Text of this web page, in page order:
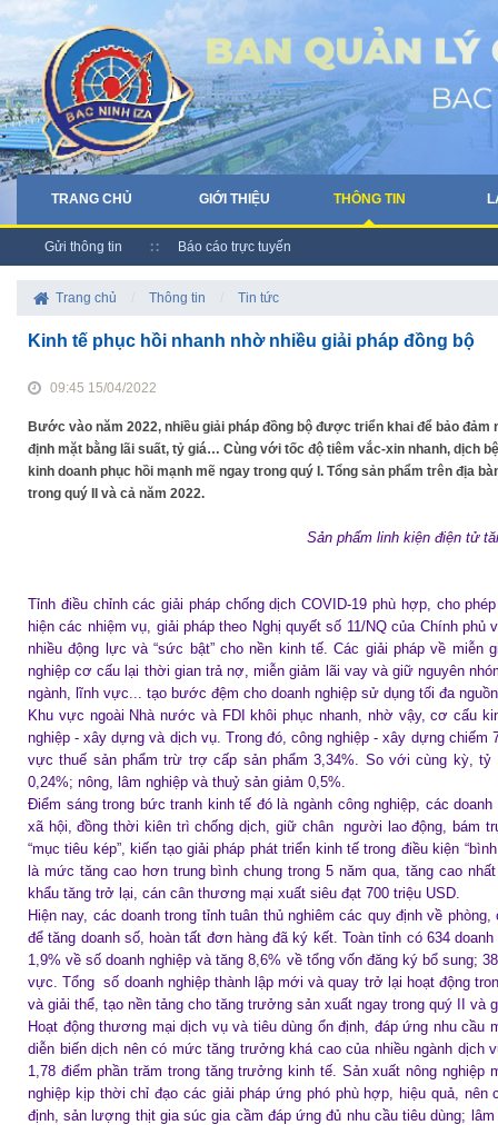
TRANG CHỦ GIỚI THIỆU THÔNG TIN
Gửi thông tin Báo cáo trực tuyến
Trang chủ Thông tin Tin tức
Kinh tế phục hồi nhanh nhờ nhiều giải pháp đồng bộ
09:45 15/04/2022
Bước vào năm 2022, nhiều giải pháp đồng bộ được triển khai để bảo
định mặt bằng lãi suất, tỷ giá… Cùng với tốc độ tiêm vắc-xin nhanh, dịch
kinh doanh phục hồi mạnh mẽ ngay trong quý I. Tổng sản phẩm trên địa
trong quý II và cả năm 2022.
Sản phẩm linh kiện điện tử
Tỉnh điều chỉnh các giải pháp chống dịch COVID-19 phù hợp, cho
hiện các nhiệm vụ, giải pháp theo Nghị quyết số 11/NQ của Chính
nhiều động lực và “sức bật” cho nền kinh tế. Các giải pháp về
nghiệp cơ cấu lại thời gian trả nợ, miễn giảm lãi vay và giữ nguyên
ngành, lĩnh vực... tạo bước đệm cho doanh nghiệp sử dụng tối đa
Khu vực ngoài Nhà nước và FDI khôi phục nhanh, nhờ vậy, cơ cấu
nghiệp - xây dựng và dịch vụ. Trong đó, công nghiệp - xây dựng
vực thuế sản phẩm trừ trợ cấp sản phẩm 3,34%. So với cùng kỳ,
0,24%; nông, lâm nghiệp và thuỷ sản giảm 0,5%.
Điểm sáng trong bức tranh kinh tế đó là ngành công nghiệp, các
xã hội, đồng thời kiên trì chống dịch, giữ chân người lao động, bám
“mục tiêu kép”, kiến tạo giải pháp phát triển kinh tế trong điều kiện
là mức tăng cao hơn trung bình chung trong 5 năm qua, tăng cao
khẩu tăng trở lại, cán cân thương mại xuất siêu đạt 700 triệu USD.
Hiện nay, các doanh trong tỉnh tuân thủ nghiêm các quy định về
để tăng doanh số, hoàn tất đơn hàng đã ký kết. Toàn tỉnh có 634
1,9% về số doanh nghiệp và tăng 8,6% về tổng vốn đăng ký bổ sung;
vực. Tổng số doanh nghiệp thành lập mới và quay trở lại hoạt động
và giải thể, tạo nền tảng cho tăng trưởng sản xuất ngay trong quý II và
Hoạt động thương mại dịch vụ và tiêu dùng ổn định, đáp ứng nhu
diễn biến dịch nên có mức tăng trưởng khá cao của nhiều ngành
1,78 điểm phần trăm trong tăng trưởng kinh tế. Sản xuất nông nghiệp
nghiệp kịp thời chỉ đạo các giải pháp ứng phó phù hợp, hiệu quả,
định, sản lượng thịt gia súc gia cầm đáp ứng đủ nhu cầu tiêu dùng;